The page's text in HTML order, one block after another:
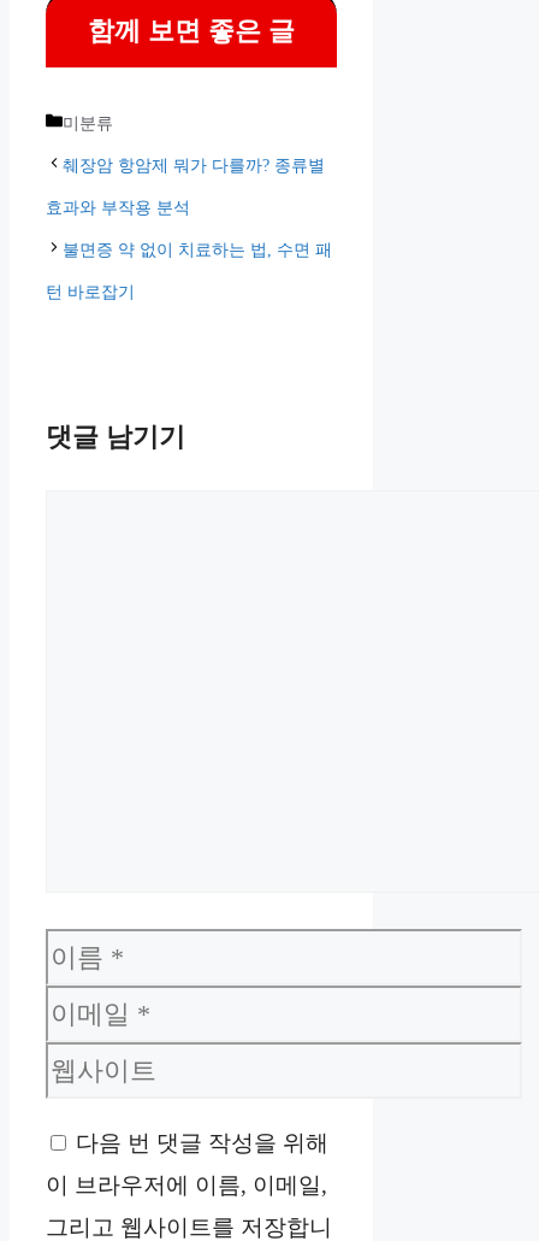
함께 보면 좋은 글
카
테
고
리
미분류
췌장암 항암제 뭐가 다를까? 종류별
효과와 부작용 분석
불면증 약 없이 치료하는 법, 수면 패
턴 바로잡기
댓글 남기기
이
름
이
메
일
웹
사
이
트
다음 번 댓글 작성을 위해
이 브라우저에 이름, 이메일,
그리고 웹사이트를 저장합니